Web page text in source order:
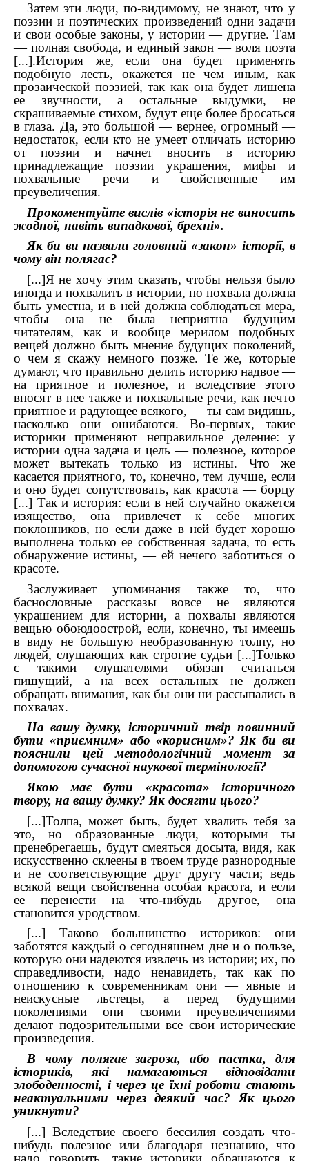
Затем эти люди, по-видимому, не знают, что у
поэзии и поэтических произведений одни задачи
и свои особые законы, у истории — другие. Там
— полная свобода, и единый закон — воля поэта
[...].История же, если она будет применять
подобную лесть, окажется не чем иным, как
прозаической поэзией, так как она будет лишена
ее звучности, а остальные выдумки, не
скрашиваемые стихом, будут еще более бросаться
в глаза. Да, это большой — вернее, огромный —
недостаток, если кто не умеет отличать историю
от поэзии и начнет вносить в историю
принадлежащие поэзии украшения, мифы и
похвальные речи и свойственные им
преувеличения.
Прокоментуйте вислів «історія не виносить
жодної, навіть випадкової, брехні».
Як би ви назвали головний «закон» історії, в
чому він полягає?
[...]Я не хочу этим сказать, чтобы нельзя было
иногда и похвалить в истории, но похвала должна
быть уместна, и в ней должна соблюдаться мера,
чтобы она не была неприятна будущим
читателям, как и вообще мерилом подобных
вещей должно быть мнение будущих поколений,
о чем я скажу немного позже. Те же, которые
думают, что правильно делить историю надвое —
на приятное и полезное, и вследствие этого
вносят в нее также и похвальные речи, как нечто
приятное и радующее всякого, — ты сам видишь,
насколько они ошибаются. Во-первых, такие
историки применяют неправильное деление: у
истории одна задача и цель — полезное, которое
может вытекать только из истины. Что же
касается приятного, то, конечно, тем лучше, если
и оно будет сопутствовать, как красота — борцу
[...] Так и история: если в ней случайно окажется
изящество, она привлечет к себе многих
поклонников, но если даже в ней будет хорошо
выполнена только ее собственная задача, то есть
обнаружение истины, — ей нечего заботиться о
красоте.
Заслуживает упоминания также то, что
баснословные рассказы вовсе не являются
украшением для истории, а похвалы являются
вещью обоюдоострой, если, конечно, ты имеешь
в виду не большую необразованную толпу, но
людей, слушающих как строгие судьи [...]Только
с такими слушателями обязан считаться
пишущий, а на всех остальных не должен
обращать внимания, как бы они ни рассыпались в
похвалах.
На вашу думку, історичний твір повинний
бути «приємним» або «корисним»? Як би ви
пояснили цей методологічний момент за
допомогою сучасної наукової термінології?
Якою має бути «красота» історичного
твору, на вашу думку? Як досягти цього?
[...]Толпа, может быть, будет хвалить тебя за
это, но образованные люди, которыми ты
пренебрегаешь, будут смеяться досыта, видя, как
искусственно склеены в твоем труде разнородные
и не соответствующие друг другу части; ведь
всякой вещи свойственна особая красота, и если
ее перенести на что-нибудь другое, она
становится уродством.
[...]
Таково большинство историков: они
заботятся каждый о сегодняшнем дне и о пользе,
которую они надеются извлечь из истории; их, по
справедливости, надо ненавидеть, так как по
отношению к современникам они — явные и
неискусные льстецы, а перед будущими
поколениями они своими преувеличениями
делают подозрительными все свои исторические
произведения.
В чому полягає загроза, або пастка, для
істориків, які намагаються відповідати
злободенності, і через це їхні роботи стають
неактуальними через деякий час? Як цього
уникнути?
[...] Вследствие своего бессилия создать что-
нибудь полезное или благодаря незнанию, что
надо говорить, такие историки обращаются к